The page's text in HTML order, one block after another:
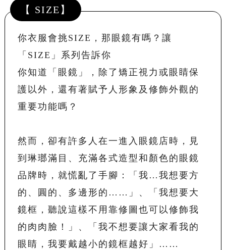
【 SIZE】
你衣服會挑SIZE，那眼鏡有嗎？讓
「SIZE」系列告訴你
你知道「眼鏡」，除了矯正視力或眼睛保
護以外，還有著賦予人形象及修飾外觀的
重要功能嗎？
然而，卻有許多人在一進入眼鏡店時，見
到琳瑯滿目、充滿各式造型和顏色的眼鏡
品牌時，就慌亂了手腳：「我…我想要方
的、圓的、多邊形的……」、「我想要大
鏡框，聽說這樣不用靠修圖也可以修飾我
的肉肉臉！」、「我不想要讓大家看我的
眼睛，我要戴越小的鏡框越好」……